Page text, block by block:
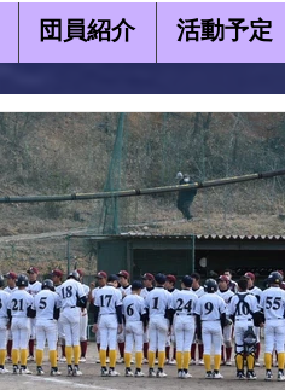
団員紹介 活動予定